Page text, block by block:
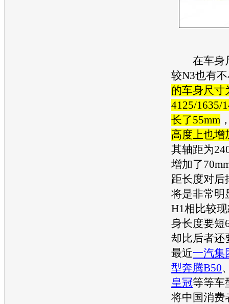
在车身
较N3也有
的车身尺寸
4125/1635/
长了55mm
高度上也增
其轴距为
增加了
距长度对后
将是非常明
H1相比较
身长度要短
却比后者还
最近一汽集
型奔腾B50
皇冠等等车
将中国消费